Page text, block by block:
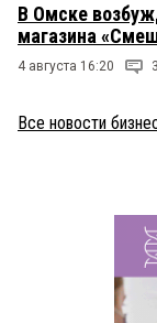
В Омске
магазина
4 августа 16:20 3
Все новости